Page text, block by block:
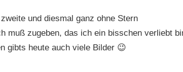
und diesmal ganz ohne Stern
muß zugeben, das ich ein bisschen verliebt
gibts heute auch viele Bilder 😉